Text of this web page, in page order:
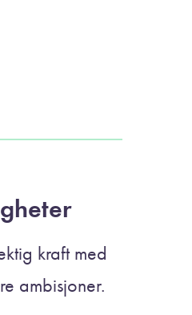
kraft med
ambisjoner.